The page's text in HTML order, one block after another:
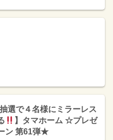
抽選で４名様にミラーレス
】タマホーム ☆プレゼ
ン 第61弾★